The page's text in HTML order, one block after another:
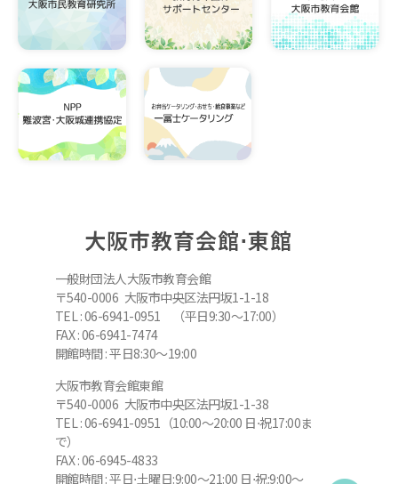
大阪市教育会館⋅東館
一般財団法人大阪市教育会館
〒540-0006 大阪市中央区法円坂1-1-18
TEL : 06-6941-0951 （平日9:30～17:00）
FAX : 06-6941-7474
開館時間 : 平日8:30～19:00
大阪市教育会館東館
〒540-0006 大阪市中央区法円坂1-1-38
TEL : 06-6941-0951（10:00～20:00 日⋅祝17:00ま
で）
FAX : 06-6945-4833
開館時間 : 平日⋅土曜日:9:00～21:00 日⋅祝:9:00～